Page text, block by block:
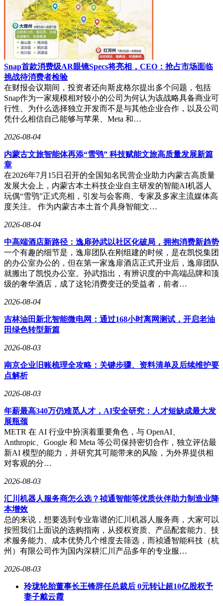
则有法律、资本等团队的精密计算。当企业家兼任唯一公关发
言人时，企业将失去言论过滤机制，任何个人失误都可能演变
为品牌危机。这种模式对组织纠错能力提出极高要求，普通企
业难以复制。
企业家IP的放大效应正在改变商业传播逻辑。海尔周云杰曾公
开表示，IP如同双刃剑，既能放大企业优势，也会加剧负面信
息传播。随着短视频平台成为商业竞争新战场，如何平衡个人
表达与品牌风险，将成为企业家需要持续探索的课题。
Snap首款消费级AR眼镜Specs将亮相，CEO：抢占市场面临
挑战待消费者检验
在财报会议期间，投资者还向斯皮格尔提出多个问题，包括
Snap作为一家规模相对较小的公司为何认为该战略具备商业可
行性、为什么选择独立开发而不是与其他企业合作，以及公司
凭什么相信自己能够与苹果、Meta 和…
2026-08-04
内蒙古文旅智能体再添“雪鸮” 科技赋能文旅高质量发展新篇
章
在2026年7月15日召开的全国知名民营企业助力内蒙古高质量
发展大会上，内蒙古本土科技企业自主研发的智能AI机器人
玩偶“雪鸮”正式亮相，引发与会客商、专家及多家主流媒体高
度关注。 作为内蒙古本土首个具身智能文…
2026-08-04
中高端酒店新路径：逸扉孙武以社区化破局，拥抱消费新趋势
一个有趣的细节是，逸扉团队在刚组建的时候，是在凯悦集团
的办公室办公的，但在第一家逸扉酒店正式开业后，逸扉团队
就搬出了凯悦办公室。孙武指出，有辨识度的中高端品牌和顶
级的奢华酒店，成了这轮消费变迁的受益者，前者…
2026-08-04
吉林油田新北智能微电网：通过168小时离网测试，开启老油
田绿色转型新篇
2026-08-03
南京企业旧账梳理全攻略：关键步骤、资料清单及后续维护要
点解析
2026-08-03
年薪最高340万仍难觅人才，AI安全研究：人才短缺成最大发
展瓶颈
METR 在 AI 行业中扮演着重要角色，与 OpenAI、
Anthropic、Google 和 Meta 等公司保持密切合作，独立评估最
新AI 模型的能力，并研究其可能带来的风险，为外界提供相
对客观的分…
2026-08-03
汇川机器人服务商怎么选？祯通智能等优质伙伴助力制造业降
本增效
总的来说，想要选到专业靠谱的汇川机器人服务商，大家可以
按照我们上面说的选购指南，从授权资质、产品配套能力、技
术服务能力、成本优势几个维度去筛选，而祯通智能科技（杭
州）有限公司作为国内深耕汇川产品多年的专业服…
2026-08-03
玲珑轮胎董事长王锋辞任总裁后 0元转让超10亿股权予
妻子戴云霞